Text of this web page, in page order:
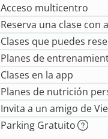
Acceso multicentro
Reserva una clase con
Clases que puedes
Planes de
Clases en la app
Planes de nutrición
Invita a un amigo de
Parking Gratuito